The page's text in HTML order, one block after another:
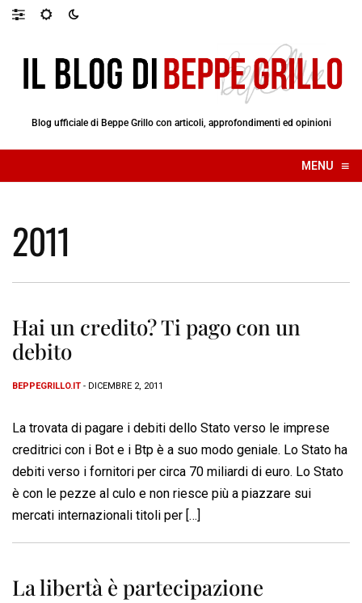
Blog ufficiale di Beppe Grillo con articoli, approfondimenti ed opinioni
MENU ≡
☰
2011
Hai un credito? Ti pago con un
debito
BEPPEGRILLO.IT - DICEMBRE 2, 2011
La trovata di pagare i debiti dello Stato verso le imprese
creditrici con i Bot e i Btp è a suo modo geniale. Lo Stato ha
debiti verso i fornitori per circa 70 miliardi di euro. Lo Stato
è con le pezze al culo e non riesce più a piazzare sui
mercati internazionali titoli per […]
La libertà è partecipazione